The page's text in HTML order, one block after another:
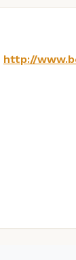
http://